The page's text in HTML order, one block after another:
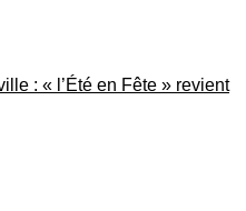
: « l’Été en Fête » revient